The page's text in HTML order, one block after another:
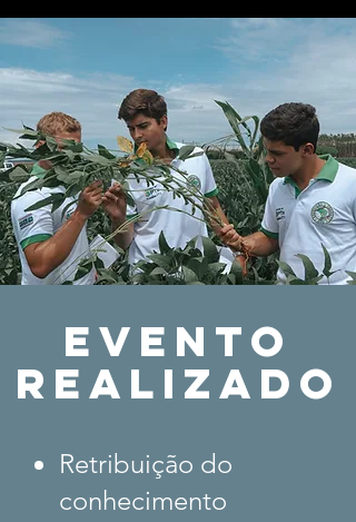
Retribuição do
conhecimento
evento
realizado